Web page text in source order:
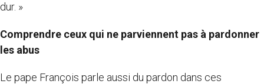
dur. »
Comprendre ceux qui ne parviennent pas à pardonner
les abus
Le pape François parle aussi du pardon dans ces